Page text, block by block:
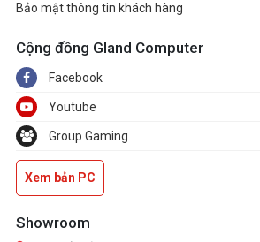
Bảo mật thông tin khách hàng
Cộng đồng Gland Computer
Facebook
Youtube
Group Gaming
Xem bản PC
Showroom